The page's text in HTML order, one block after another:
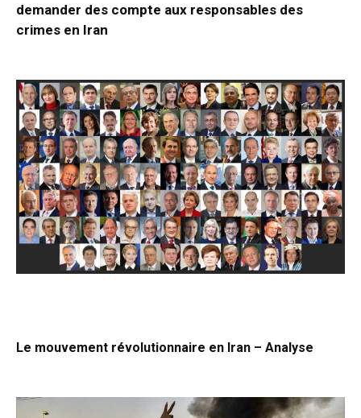
demander des compte aux responsables des
crimes en Iran
Le mouvement révolutionnaire en Iran – Analyse